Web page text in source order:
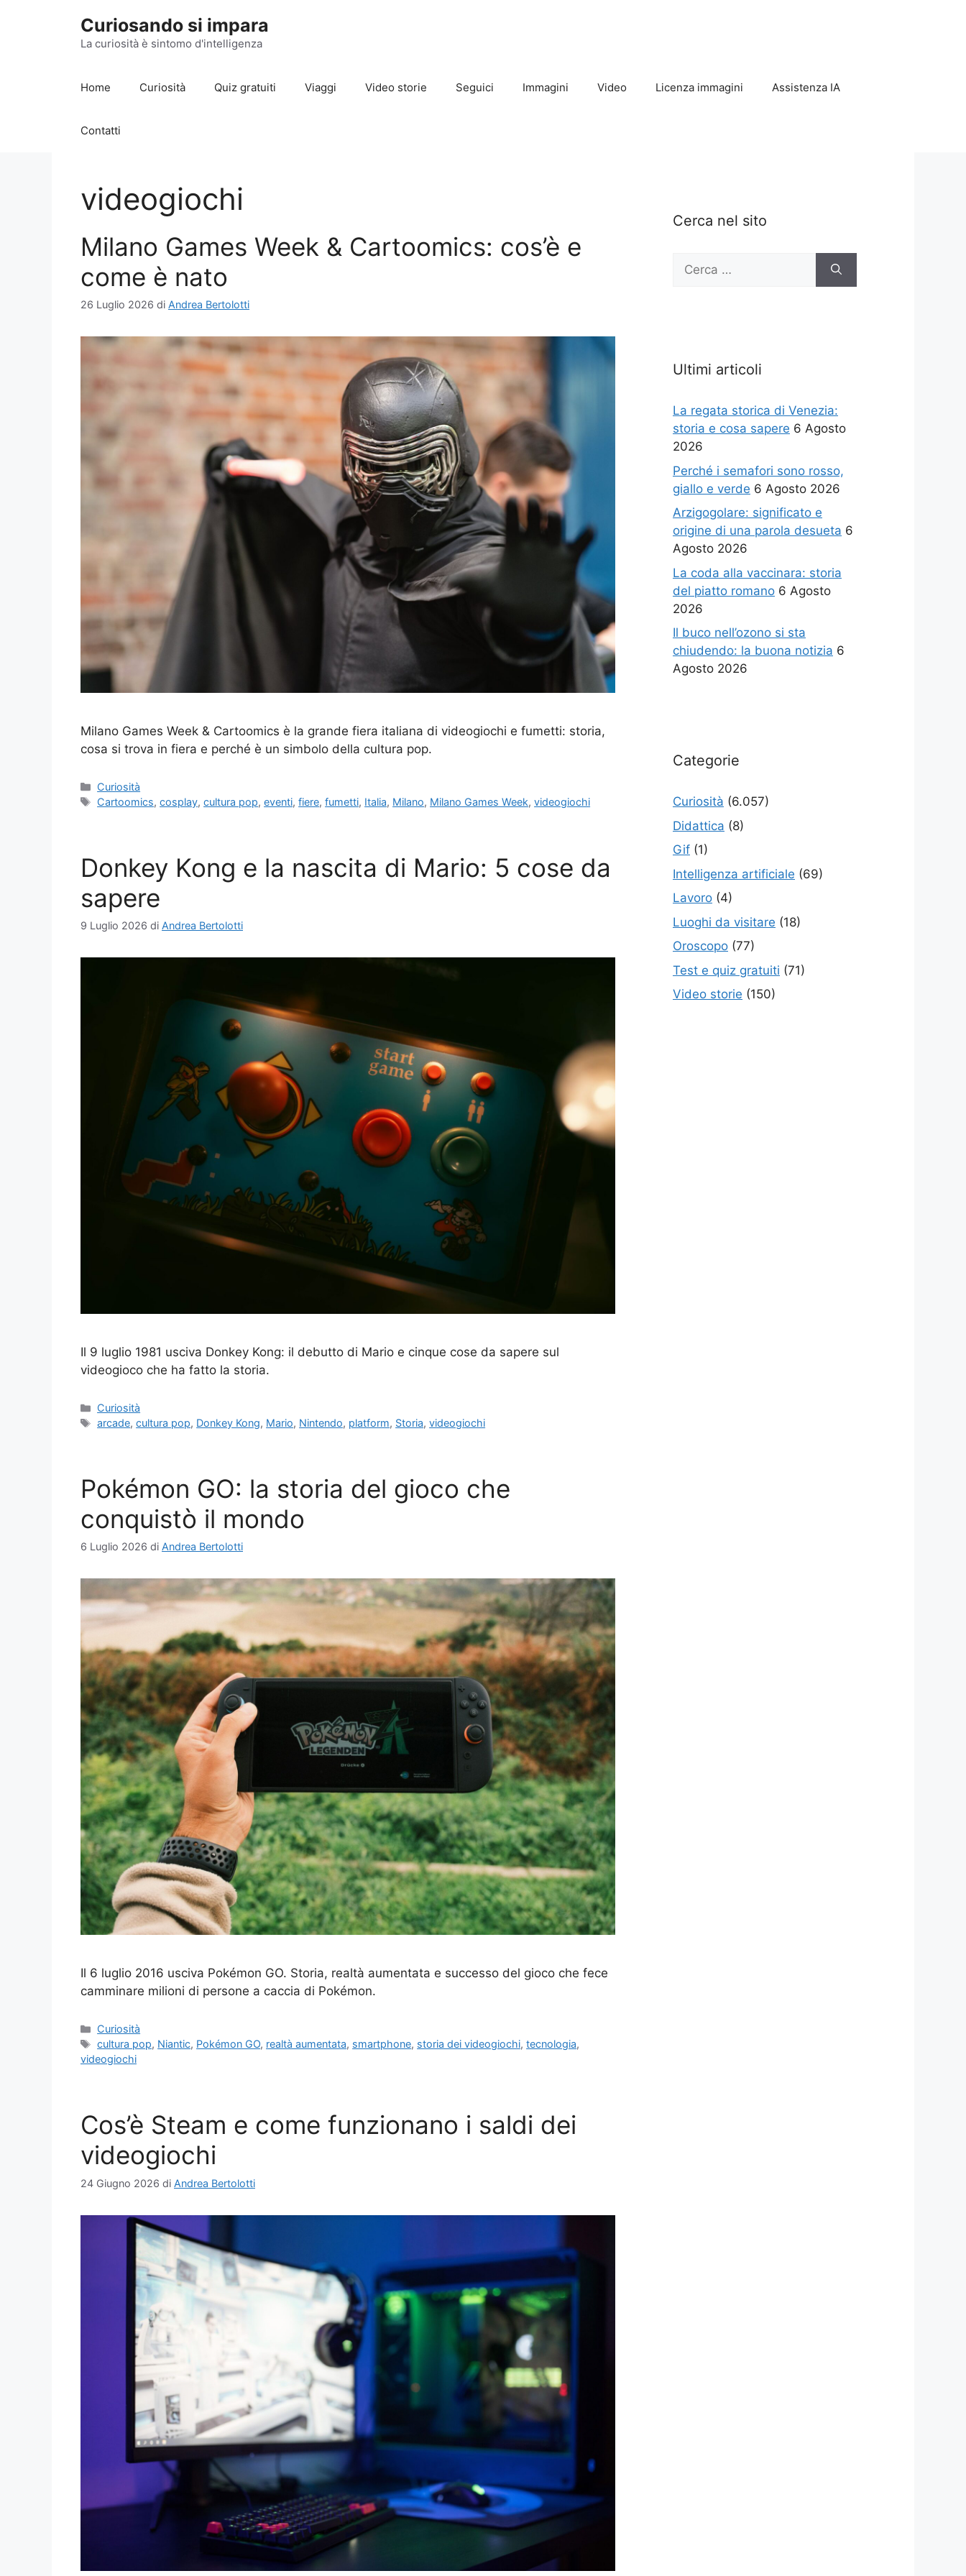
Curiosando si impara
La curiosità è sintomo d'intelligenza
Home Curiosità Quiz gratuiti Viaggi Video storie Seguici Immagini Video Licenza immagini Assistenza IA
Contatti
videogiochi
Milano Games Week & Cartoomics: cos’è e
come è nato
26 Luglio 2026 di Andrea Bertolotti
Milano Games Week & Cartoomics è la grande fiera italiana di videogiochi e fumetti: storia,
cosa si trova in fiera e perché è un simbolo della cultura pop.
Categorie
Curiosità
Tag
Cartoomics,cosplay,cultura pop,eventi,fiere,fumetti, Italia, Milano, Milano Games Week,videogiochi
Donkey Kong e la nascita di Mario: 5 cose da
sapere
9 Luglio 2026 di Andrea Bertolotti
Il 9 luglio 1981 usciva Donkey Kong: il debutto di Mario e cinque cose da sapere sul
videogioco che ha fatto la storia.
Categorie
Curiosità
Tag
arcade,cultura pop, Donkey Kong, Mario, Nintendo, platform, Storia,videogiochi
Pokémon GO: la storia del gioco che
conquistò il mondo
6 Luglio 2026 di Andrea Bertolotti
Il 6 luglio 2016 usciva Pokémon GO. Storia, realtà aumentata e successo del gioco che fece
camminare milioni di persone a caccia di Pokémon.
Categorie
Curiosità
Tag
cultura pop, Niantic, Pokémon GO, realtà aumentata, smartphone, storia dei videogiochi,tecnologia,
videogiochi
Cos’è Steam e come funzionano i saldi dei
videogiochi
24 Giugno 2026 di Andrea Bertolotti
Cerca nel sito
Ricerca
Ultimi articoli
La regata storica di Venezia:
storia e cosa sapere 6 Agosto
2026
Perché i semafori sono rosso,
giallo e verde 6 Agosto 2026
Arzigogolare: significato e
origine di una parola desueta 6
Agosto 2026
La coda alla vaccinara: storia
del piatto romano 6 Agosto
2026
Il buco nell’ozono si sta
chiudendo: la buona notizia 6
Agosto 2026
Categorie
Curiosità (6.057)
Didattica (8)
Gif (1)
Intelligenza artificiale (69)
Lavoro (4)
Luoghi da visitare (18)
Oroscopo (77)
Test e quiz gratuiti (71)
Video storie (150)